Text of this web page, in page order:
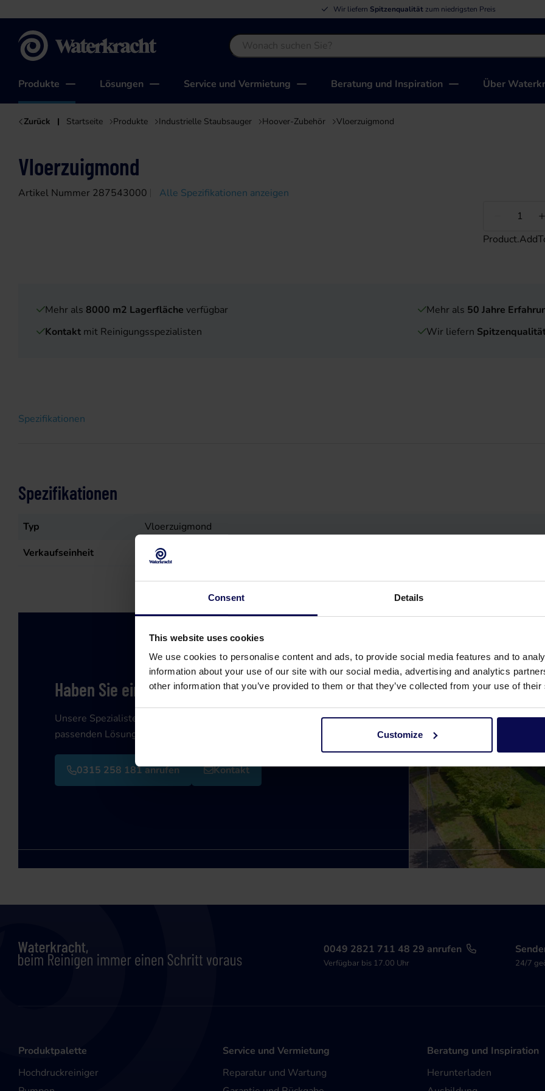
Consent Details
This website uses cookies
We use cookies to personalise content and ads, to provide social media features and to
information about your use of our site with our social media, advertising and analytics
other information that you’ve provided to them or that they’ve collected from your use of
Customize
Wir liefern Spitzenqualität zum niedrigsten Preis
Produkte Lösungen Service und Vermietung Beratung und Inspiration Über
Zurück Startseite Produkte Industrielle Staubsauger Hoover-Zubehör Vloerzuigmond
Vloerzuigmond
Artikel Nummer 287543000 Alle Spezifikationen anzeigen
Weniger
Mehr als 8000 m2 Lagerfläche verfügbar Mehr als 50 Jahre
Kontakt mit Reinigungsspezialisten Wir liefern
Spezifikationen
Spezifikationen
Typ
Vloerzuigmond
Verkaufseinheit
Haben Sie eine Frage oder brauchen Sie Hilfe?
Unsere Spezialisten helfen Ihnen gerne weiter bei der Suche nach einer
passenden Lösung für Ihr Problem!
0315 258 181 anrufen Kontakt
0049 2821 711 48 29 anrufen
Verfügbar bis 17.00 Uhr 24/7
Produktpalette
Hochdruckreiniger
Service und Vermietung
Reparatur und Wartung
Beratung und Inspiration
Herunterladen